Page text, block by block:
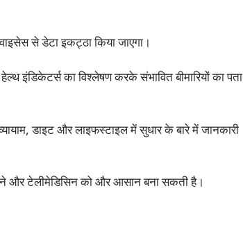
से डेटा इकट्ठा किया जाएगा।
इंडिकेटर्स का विश्लेषण करके संभावित बीमारियों का पता
डाइट और लाइफस्टाइल में सुधार के बारे में जानकारी
और टेलीमेडिसिन को और आसान बना सकती है।